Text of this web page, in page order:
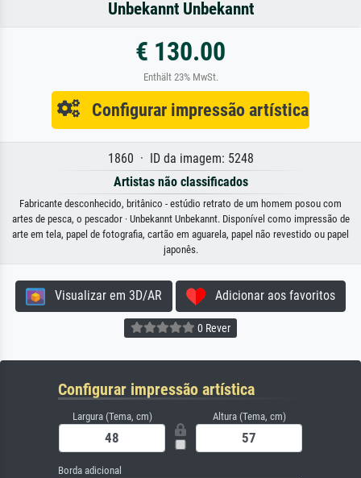
Unbekannt Unbekannt
€ 130.00
Enthält 23% MwSt.
Configurar impressão artística
1860 · ID da imagem: 5248
Artistas não classificados
Fabricante desconhecido, britânico - estúdio retrato de um homem posou com
artes de pesca, o pescador · Unbekannt Unbekannt. Disponível como impressão de
arte em tela, papel de fotografia, cartão em aguarela, papel não revestido ou papel
japonês.
Visualizar em 3D/AR Adicionar aos favoritos
0 Rever
Configurar impressão artística
Largura (Tema, cm) Altura (Tema, cm)
Borda adicional